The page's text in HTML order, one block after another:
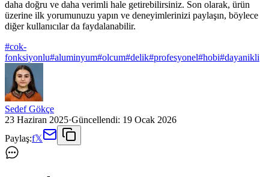
daha doğru ve daha verimli hale getirebilirsiniz. Son olarak, ürün
üzerine ilk yorumunuzu yapın ve deneyimlerinizi paylaşın, böylece
diğer kullanıcılar da faydalanabilir.
#cok-
fonksiyonlu#aluminyum#olcum#delik#profesyonel#hobi#dayanikli
Sedef Gökçe
23 Haziran 2025·Güncellendi: 19 Ocak 2026
Paylaş:f𝕏